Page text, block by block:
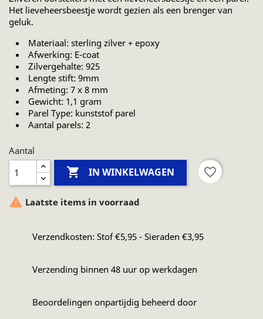
Het lieveheersbeestje wordt gezien als een brenger van
geluk.
Materiaal: sterling zilver + epoxy
Afwerking: E-coat
Zilvergehalte: 925
Lengte stift: 9mm
Afmeting: 7 x 8 mm
Gewicht: 1,1 gram
Parel Type: kunststof parel
Aantal parels: 2
Aantal
 IN WINKELWAGEN favorite_border
 Laatste items in voorraad
Verzendkosten: Stof €5,95 - Sieraden €3,95
Verzending binnen 48 uur op werkdagen
Beoordelingen onpartijdig beheerd door